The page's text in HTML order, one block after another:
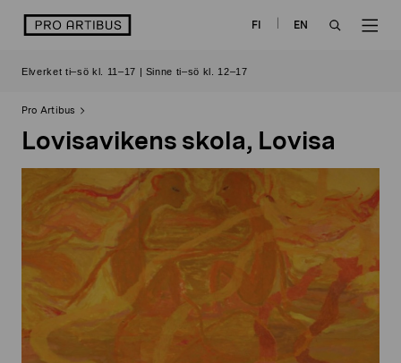
logo FI
EN
Elverket ti–sö kl. 11–17 | Sinne ti–sö kl. 12–17
Pro Artibus
Lovisavikens skola, Lovisa